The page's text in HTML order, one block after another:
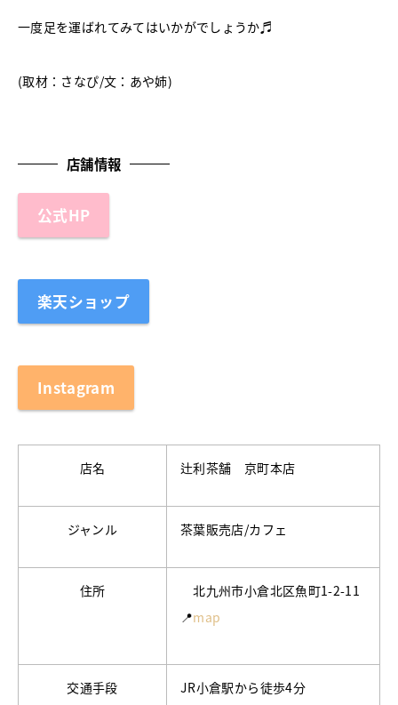
一度足を運ばれてみてはいかがでしょうか♬
(取材：さなぴ/文：あや姉)
店舗情報
公式HP
楽天ショップ
Instagram
店名 辻利茶舗 京町本店
ジャンル 茶葉販売店/カフェ
住所
北九州市小倉北区魚町1-2-11
📍map
交通手段 JR小倉駅から徒歩4分